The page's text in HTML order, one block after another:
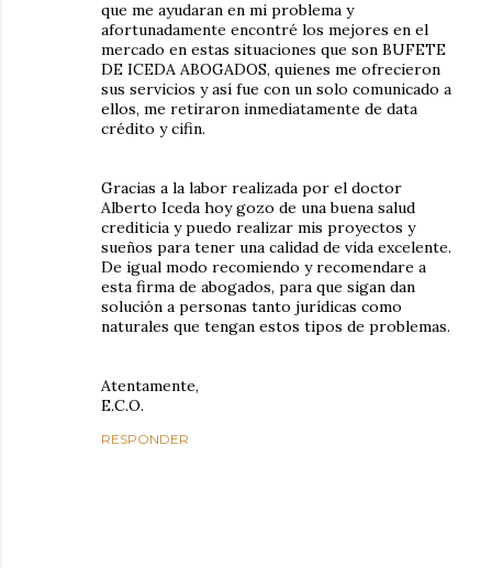
que me ayudaran en mi problema y
afortunadamente encontré los mejores en el
mercado en estas situaciones que son BUFETE
DE ICEDA ABOGADOS, quienes me ofrecieron
sus servicios y así fue con un solo comunicado a
ellos, me retiraron inmediatamente de data
crédito y cifin.
Gracias a la labor realizada por el doctor
Alberto Iceda hoy gozo de una buena salud
crediticia y puedo realizar mis proyectos y
sueños para tener una calidad de vida excelente.
De igual modo recomiendo y recomendare a
esta firma de abogados, para que sigan dan
solución a personas tanto jurídicas como
naturales que tengan estos tipos de problemas.
Atentamente,
E.C.O.
RESPONDER